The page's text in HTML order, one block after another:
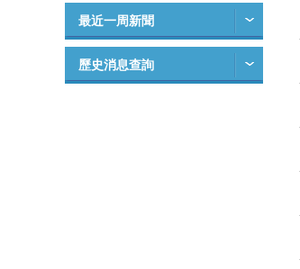
最近一周新聞
歷史消息查詢